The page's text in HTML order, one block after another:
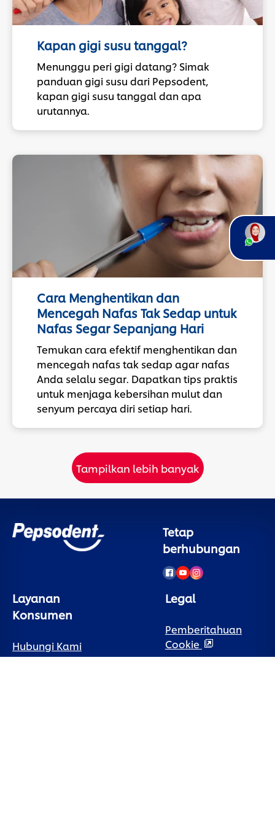
Kapan gigi susu tanggal?
Menunggu peri gigi datang? Simak
panduan gigi susu dari Pepsodent,
kapan gigi susu tanggal dan apa
urutannya.
Cara Menghentikan dan
Mencegah Nafas Tak Sedap untuk
Nafas Segar Sepanjang Hari
Temukan cara efektif menghentikan dan
mencegah nafas tak sedap agar nafas
Anda selalu segar. Dapatkan tips praktis
untuk menjaga kebersihan mulut dan
senyum percaya diri setiap hari.
Tampilkan lebih banyak
Tetap
berhubungan
Layanan
Konsumen
Hubungi Kami
Legal
Pemberitahuan
Cookie